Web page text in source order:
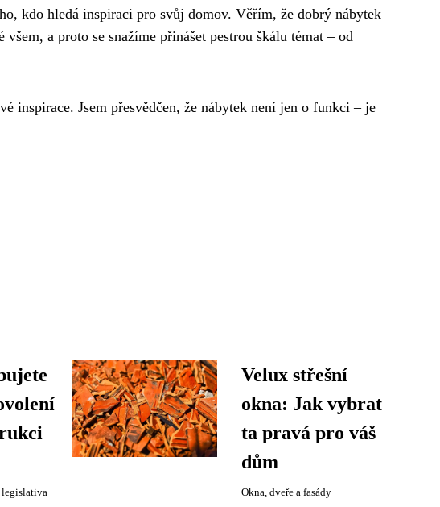
kdo hledá inspiraci pro svůj domov. Věřím, že dobrý nábytek
a proto se snažíme přinášet pestrou škálu témat – od
inspirace. Jsem přesvědčen, že nábytek není jen o funkci – je
legislativa
Velux střešní
okna: Jak vybrat
ta pravá pro váš
dům
Okna, dveře a fasády